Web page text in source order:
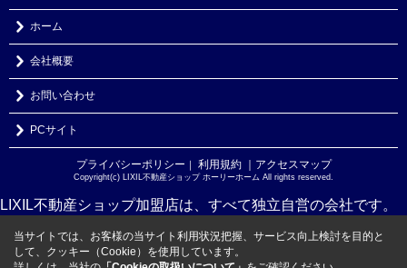
ホーム
会社概要
お問い合わせ
PCサイト
プライバシーポリシー ｜ 利用規約 ｜アクセスマップ
Copyright(c) LIXIL不動産ショップ ホーリーホーム All rights reserved.
LIXIL不動産ショップ加盟店は、すべて独立自営の会社です。
当サイトでは、お客様の当サイト利用状況把握、サービス向上検討を目的と
して、クッキー（Cookie）を使用しています。